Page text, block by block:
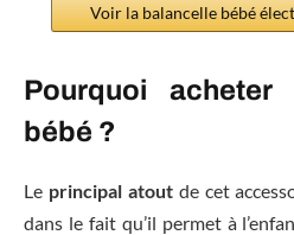
Voir la balancelle bébé
Pourquoi acheter
bébé ?
Le principal atoutde cet
dans le fait qu’il permet à